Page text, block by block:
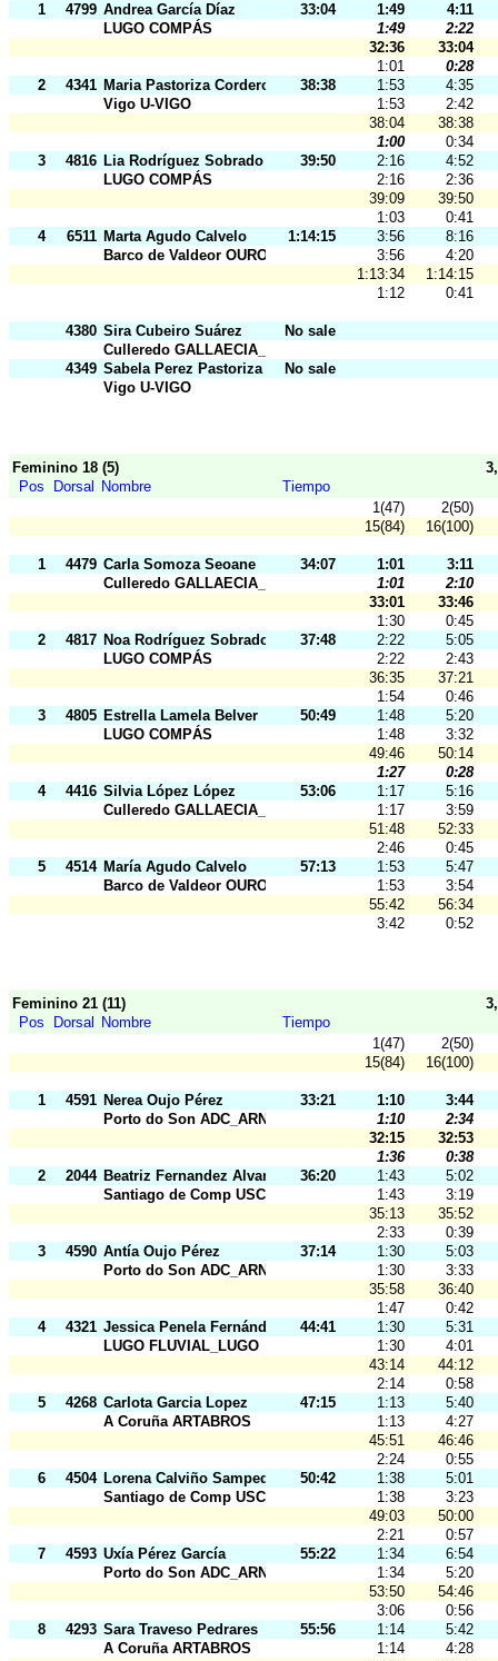
1 4799 Andrea García Díaz 33:04 1:49
4:11
LUGO COMPÁS
1:49
2:22
32:36
33:04
1:01
0:28
2
4341 Maria Pastoriza Cordero 38:38 1:53
4:35
Vigo U-VIGO
1:53
2:42
38:04
38:38
1:00
0:34
3
4816 Lia Rodríguez Sobrado 39:50 2:16
4:52
LUGO COMPÁS
2:16
2:36
39:09
39:50
1:03
0:41
4
6511 Marta Agudo Calvelo 1:14:15 3:56
8:16
Barco de Valdeor OURO
3:56
4:20
1:13:34
1:14:15
1:12
0:41
4380 Sira Cubeiro Suárez
No sale
Culleredo GALLAECIA_RAID
4349 Sabela Perez Pastoriza
No sale
Vigo U-VIGO
Feminino 18 (5)
Pos
Dorsal Nombre
Tiempo
1(47)
2(50)
15(84)
16(100)
1 4479 Carla Somoza Seoane 34:07 1:01
3:11
Culleredo GALLAECIA_RAID
1:01
2:10
33:01
33:46
1:30
0:45
2
4817 Noa Rodríguez Sobrado 37:48 2:22
5:05
LUGO COMPÁS
2:22
2:43
36:35
37:21
1:54
0:46
3
4805 Estrella Lamela Belver 50:49 1:48
5:20
LUGO COMPÁS
1:48
3:32
49:46
50:14
1:27
0:28
4
4416 Silvia López López 53:06 1:17
5:16
Culleredo GALLAECIA_RAID
1:17
3:59
51:48
52:33
2:46
0:45
5
4514 María Agudo Calvelo 57:13 1:53
5:47
Barco de Valdeor OURO
1:53
3:54
55:42
56:34
3:42
0:52
Feminino 21 (11)
Pos
Dorsal Nombre
Tiempo
1(47)
2(50)
15(84)
16(100)
1 4591 Nerea Oujo Pérez 33:21 1:10
3:44
Porto do Son ADC_ARNELA
1:10
2:34
32:15
32:53
1:36
0:38
2
2044 Beatriz Fernandez Alvarez 36:20 1:43
5:02
Santiago de Comp USC
1:43
3:19
35:13
35:52
2:33
0:39
3
4590 Antía Oujo Pérez 37:14 1:30
5:03
Porto do Son ADC_ARNELA
1:30
3:33
35:58
36:40
1:47
0:42
4
4321 Jessica Penela Fernández 44:41 1:30
5:31
LUGO FLUVIAL_LUGO
1:30
4:01
43:14
44:12
2:14
0:58
5
4268 Carlota Garcia Lopez 47:15 1:13
5:40
A Coruña ARTABROS
1:13
4:27
45:51
46:46
2:24
0:55
6
4504 Lorena Calviño Sampedro 50:42 1:38
5:01
Santiago de Comp USC
1:38
3:23
49:03
50:00
2:21
0:57
7
4593 Uxía Pérez García 55:22 1:34
6:54
Porto do Son ADC_ARNELA
1:34
5:20
53:50
54:46
3:06
0:56
8
4293 Sara Traveso Pedrares 55:56 1:14
5:42
A Coruña ARTABROS
1:14
4:28